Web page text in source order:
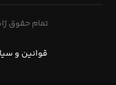
تمام حقوق
قوانین و